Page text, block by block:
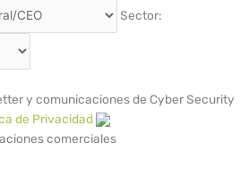
Sector:
y comunicaciones de Cyber Security
de Privacidad
comerciales